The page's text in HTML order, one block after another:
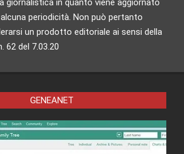
giornalistica in quanto viene aggiornato
periodicità. Non può pertanto
un prodotto editoriale ai sensi della
62 del 7.03.20
GENEANET